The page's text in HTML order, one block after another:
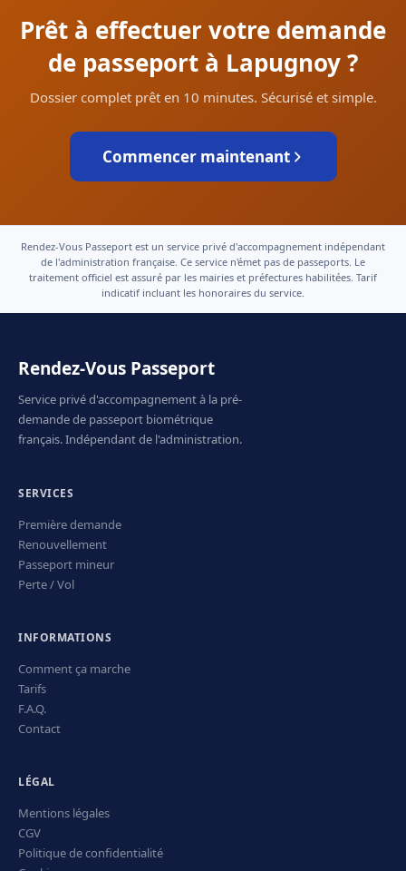
Prêt à effectuer votre demande
de passeport à Lapugnoy ?
Dossier complet prêt en 10 minutes. Sécurisé et simple.
Commencer maintenant
Rendez-Vous Passeport est un service privé d'accompagnement indépendant
de l'administration française. Ce service n'émet pas de passeports. Le
traitement officiel est assuré par les mairies et préfectures habilitées. Tarif
indicatif incluant les honoraires du service.
Rendez-Vous Passeport
Service privé d'accompagnement à la pré-
demande de passeport biométrique
français. Indépendant de l'administration.
SERVICES
Première demande
Renouvellement
Passeport mineur
Perte / Vol
INFORMATIONS
Comment ça marche
Tarifs
F.A.Q.
Contact
LÉGAL
Mentions légales
CGV
Politique de confidentialité